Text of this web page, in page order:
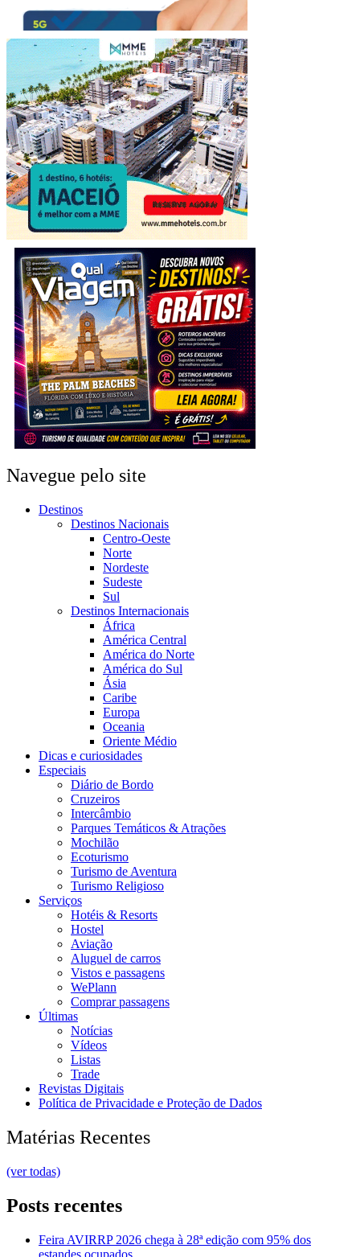
Navegue pelo site
Destinos
Destinos Nacionais
Centro-Oeste
Norte
Nordeste
Sudeste
Sul
Destinos Internacionais
África
América Central
América do Norte
América do Sul
Ásia
Caribe
Europa
Oceania
Oriente Médio
Dicas e curiosidades
Especiais
Diário de Bordo
Cruzeiros
Intercâmbio
Parques Temáticos & Atrações
Mochilão
Ecoturismo
Turismo de Aventura
Turismo Religioso
Serviços
Hotéis & Resorts
Hostel
Aviação
Aluguel de carros
Vistos e passagens
WePlann
Comprar passagens
Últimas
Notícias
Vídeos
Listas
Trade
Revistas Digitais
Política de Privacidade e Proteção de Dados
Matérias Recentes
(ver todas)
Posts recentes
Feira AVIRRP 2026 chega à 28ª edição com 95% dos
estandes ocupados